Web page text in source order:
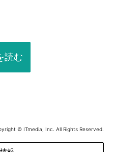
読む
© ITmedia, Inc. All Rights Reserved.